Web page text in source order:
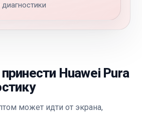
Huawei Pura
может идти от экрана,